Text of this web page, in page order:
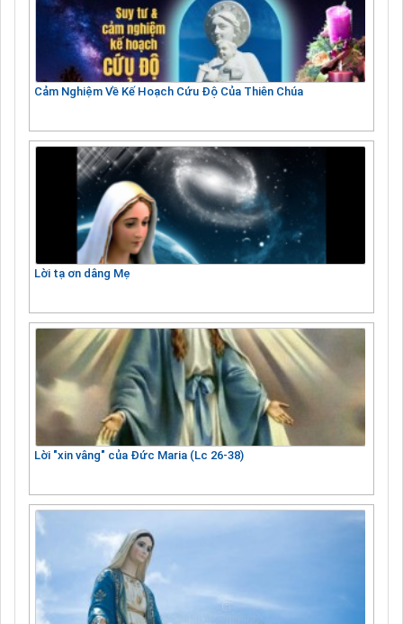
Cảm Nghiệm Về Kế Hoạch Cứu Độ Của Thiên Chúa
Lời tạ ơn dâng Mẹ
Lời "xin vâng" của Đức Maria (Lc 26-38)